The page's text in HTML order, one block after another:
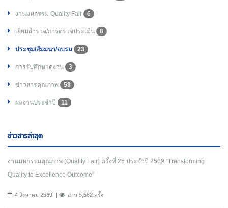
งานมหกรรม Quality Fair 6
เยี่ยมสำรวจ/การตรวจประเมิน 8
ประชุม/สัมมนา/อบรม 23
การรับศึกษาดูงาน 3
ข่าวสารคุณภาพ 58
ผลงานประจำปี 11
ข่าวสารล่าสุด
งานมหกรรมคุณภาพ (Quality Fair) ครั้งที่ 25 ประจำปี 2569 “Transforming
Quality to Excellence Outcome”
4 สิงหาคม 2569 อ่าน 5,562 ครั้ง